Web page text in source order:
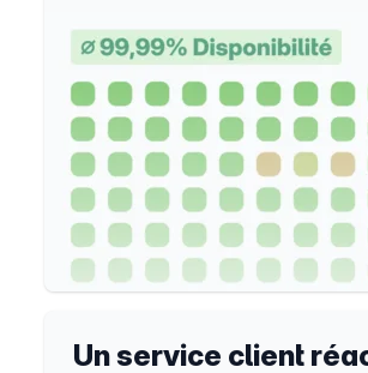
Un service client